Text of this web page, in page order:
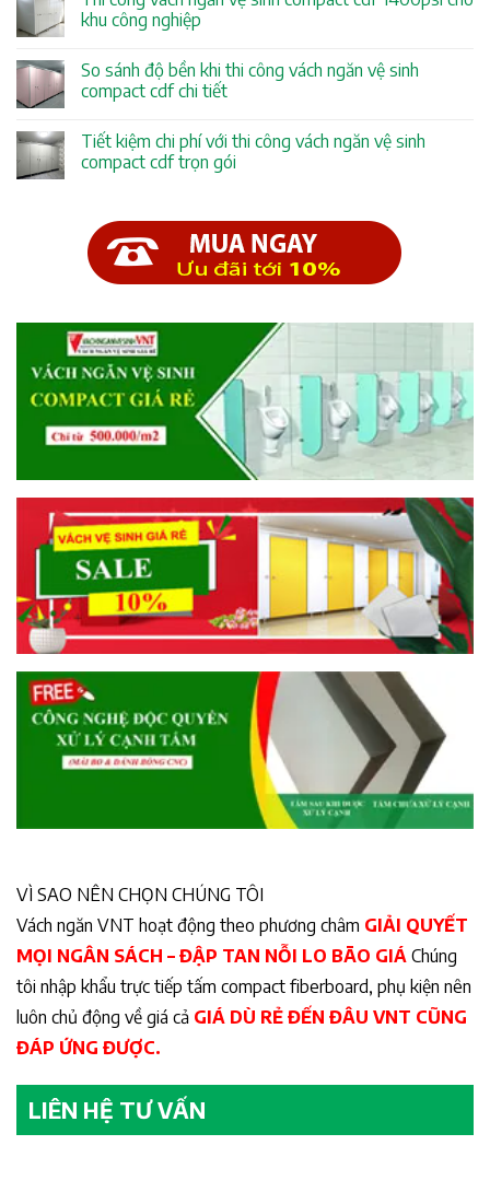
khu công nghiệp
So sánh độ bền khi thi công vách ngăn vệ sinh
compact cdf chi tiết
Tiết kiệm chi phí với thi công vách ngăn vệ sinh
compact cdf trọn gói
VÌ SAO NÊN CHỌN CHÚNG TÔI
Vách ngăn VNT hoạt động theo phương châm GIẢI QUYẾT
MỌI NGÂN SÁCH – ĐẬP TAN NỖI LO BÃO GIÁ Chúng
tôi nhập khẩu trực tiếp tấm compact fiberboard, phụ kiện nên
luôn chủ động về giá cả GIÁ DÙ RẺ ĐẾN ĐÂU VNT CŨNG
ĐÁP ỨNG ĐƯỢC.
LIÊN HỆ TƯ VẤN